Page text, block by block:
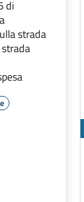
di
strada